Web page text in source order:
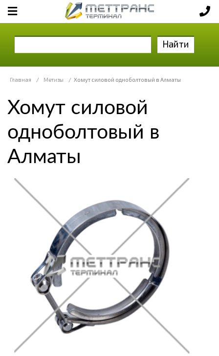
Найти
Главная / Метизы / Хомут силовой одноболтовый в Алматы
Хомут силовой
одноболтовый в
Алматы